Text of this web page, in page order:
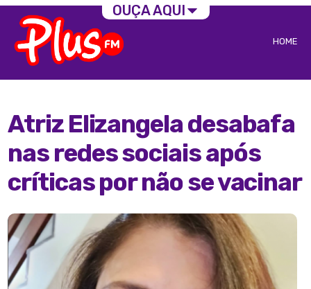
HOME
Atriz Elizangela desabafa
nas redes sociais após
críticas por não se vacinar
OUÇA AQUI